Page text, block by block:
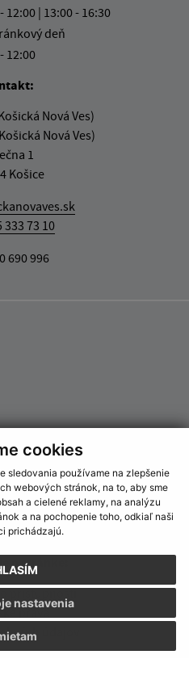
cookies
sledovania používame na zlepšenie
webových stránok, na to, aby sme
a cielené reklamy, na analýzu
a na pochopenie toho, odkiaľ naši
prichádzajú.
nastavenia
12:00 | 13:00 - 16:30
deň
12:00
Nová Ves)
Nová Ves)
1
Košice
333 73 10
690 996
o stránke:
prístupnosti
práva
údajov